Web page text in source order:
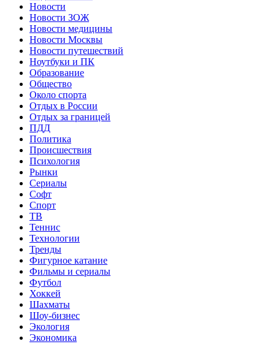
Новости
Новости ЗОЖ
Новости медицины
Новости Москвы
Новости путешествий
Ноутбуки и ПК
Образование
Общество
Около спорта
Отдых в России
Отдых за границей
ПДД
Политика
Происшествия
Психология
Рынки
Сериалы
Софт
Спорт
ТВ
Теннис
Технологии
Тренды
Фигурное катание
Фильмы и сериалы
Футбол
Хоккей
Шахматы
Шоу-бизнес
Экология
Экономика